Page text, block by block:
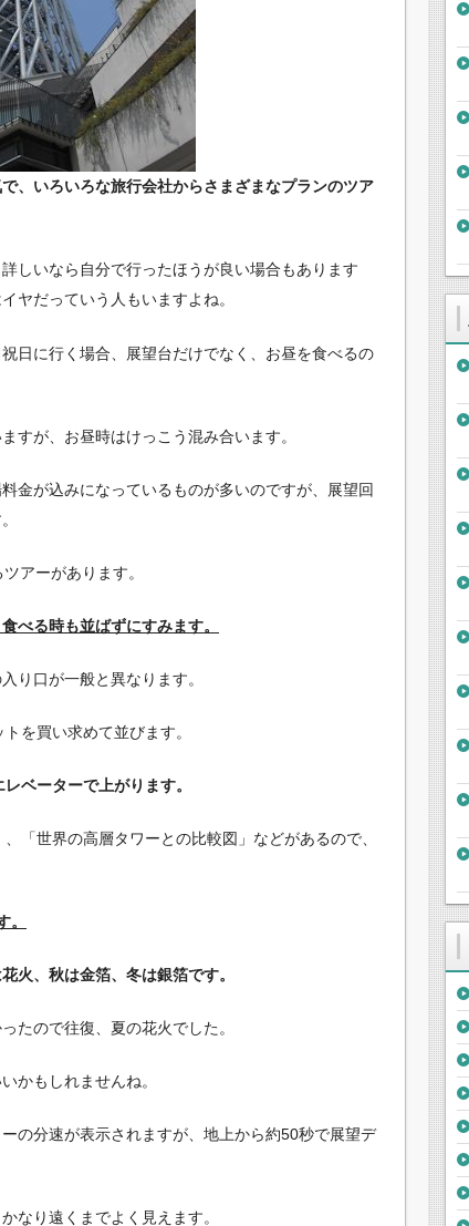
、いろいろな旅行会社からさまざまなプランのツア
しいなら自分で行ったほうが良い場合もあります
ヤだっていう人もいますよね。
日に行く場合、展望台だけでなく、お昼を食べるの
すが、お昼時はけっこう混み合います。
金が込みになっているものが多いのですが、展望回
アーがあります。
べる時も並ばずにすみます。
り口が一般と異なります。
を買い求めて並びます。
ベーターで上がります。
「世界の高層タワーとの比較図」などがあるので、
火、秋は金箔、冬は銀箔です。
たので往復、夏の花火でした。
かもしれませんね。
の分速が表示されますが、地上から約50秒で展望デ
なり遠くまでよく見えます。